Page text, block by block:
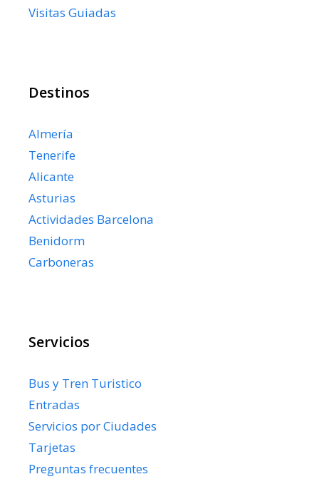
Visitas Guiadas
Destinos
Almería
Tenerife
Alicante
Asturias
Actividades Barcelona
Benidorm
Carboneras
Servicios
Bus y Tren Turistico
Entradas
Servicios por Ciudades
Tarjetas
Preguntas frecuentes